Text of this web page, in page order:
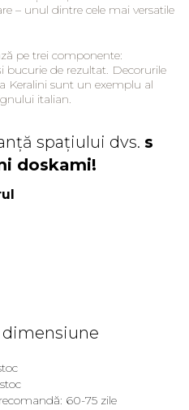
– unul dintre cele mai versatile
pe trei componente:
de rezultat. Decorurile
Keralini sunt un exemplu al
italian.
spațiului dvs. s
doskami!
dimensiune
60-75 zile